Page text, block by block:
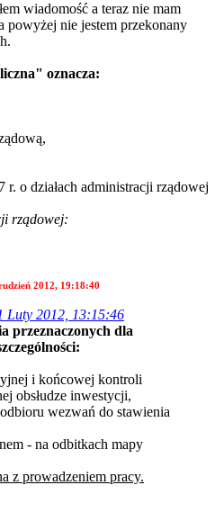
wiadomość a teraz nie mam
powyżej nie jestem przekonany
oznacza:
o działach administracji rządowej
rządowej:
2012, 19:18:40
Luty 2012, 13:15:46
przeznaczonych dla
i końcowej kontroli
obsłudze inwestycji,
wezwań do stawienia
- na odbitkach mapy
z prowadzeniem pracy.